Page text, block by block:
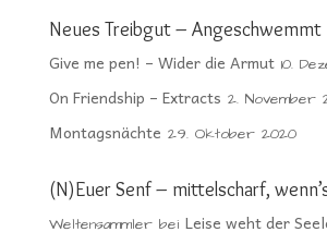
Neues Treibgut – Angeschwemmt
Give me pen! – Wider die Armut 10.
On Friendship – Extracts 2. November
Montagsnächte 29. Oktober 2020
(N)Euer Senf – mittelscharf,
Weltensammlerbei Leise weht der